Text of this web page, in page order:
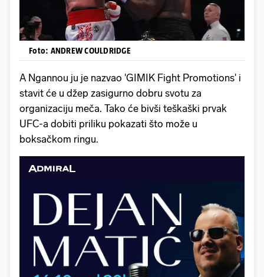
Foto: ANDREW COULDRIDGE
A Ngannou ju je nazvao 'GIMIK Fight Promotions' i
stavit će u džep zasigurno dobru svotu za
organizaciju meča. Tako će bivši teškaški prvak
UFC-a dobiti priliku pokazati što može u
boksačkom ringu.